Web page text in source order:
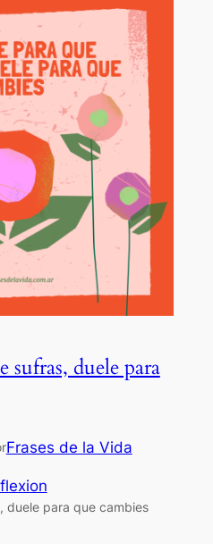
sufras, duele para
Frases de la Vida
duele para que cambies